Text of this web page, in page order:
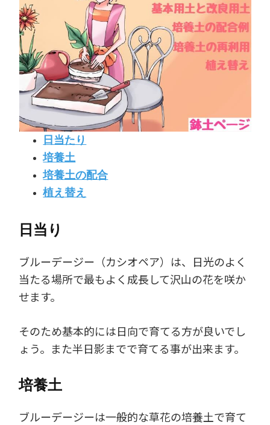
日当たり
培養土
培養土の配合
植え替え
日当り
ブルーデージー（カシオペア）は、日光のよく
当たる場所で最もよく成長して沢山の花を咲か
せます。
そのため基本的には日向で育てる方が良いでし
ょう。また半日影までで育てる事が出来ます。
培養土
ブルーデージーは一般的な草花の培養土で育て